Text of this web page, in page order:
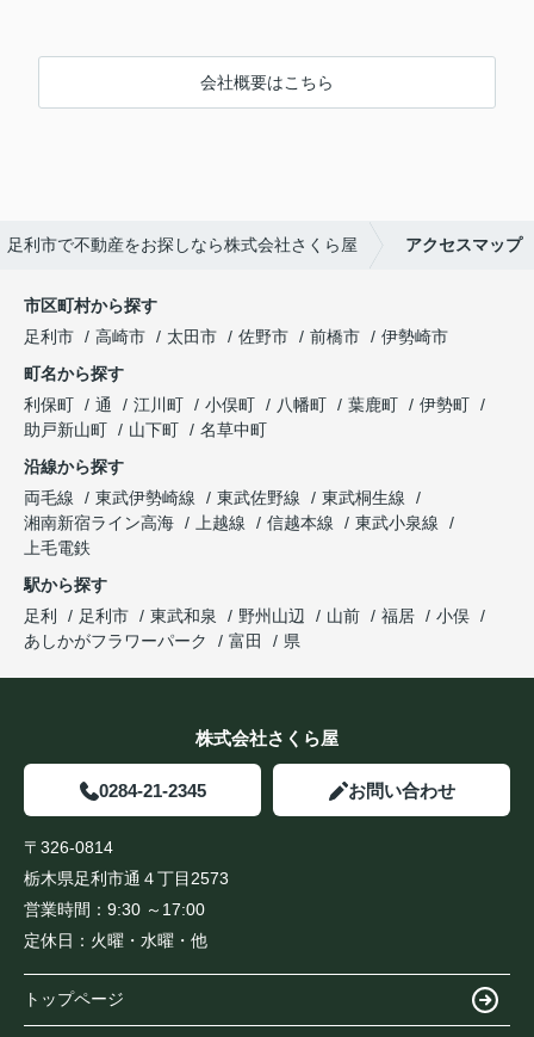
会社概要はこちら
足利市で不動産をお探しなら株式会社さくら屋 アクセスマップ
市区町村から探す
足利市
高崎市 太田市 佐野市 前橋市
伊勢崎市
町名から探す
利保町
通 江川町 小俣町 八幡町 葉鹿町
伊勢町
助戸新山町
山下町
名草中町
沿線から探す
両毛線
東武伊勢崎線 東武佐野線
東武桐生線
湘南新宿ライン高海
上越線 信越本線
東武小泉線
上毛電鉄
駅から探す
足利
足利市 東武和泉 野州山辺 山前 福居
小俣
あしかがフラワーパーク
富田 県
株式会社さくら屋
0284-21-2345 お問い合わせ
〒326-0814
栃木県足利市通４丁目2573
営業時間： 9:30 ～17:00
定休日： 火曜・水曜・他
トップページ